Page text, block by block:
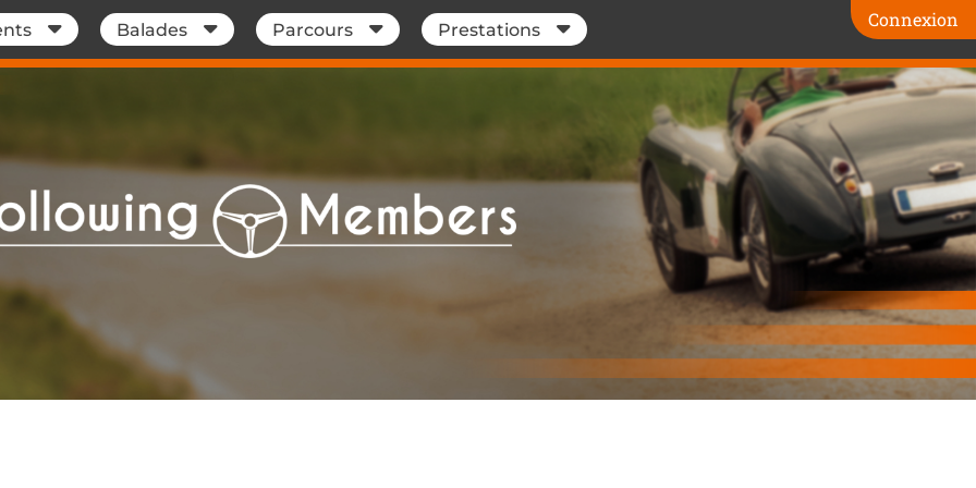
Balades Parcours Prestations Connexion